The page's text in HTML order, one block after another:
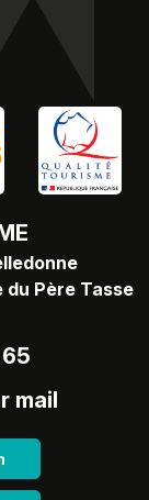
du Père Tasse
mail